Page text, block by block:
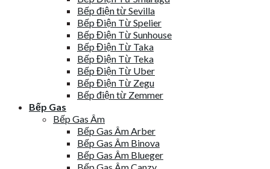
Bếp điện từ Sevilla
Bếp Điện Từ Spelier
Bếp Điện Từ Sunhouse
Bếp Điện Từ Taka
Bếp Điện Từ Teka
Bếp Điện Từ Uber
Bếp Điện Từ Zegu
Bếp điện từ Zemmer
Bếp Gas
Bếp Gas Âm
Bếp Gas Âm Arber
Bếp Gas Âm Binova
Bếp Gas Âm Blueger